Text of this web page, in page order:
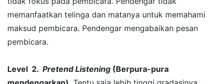
memanfaatkan telinga dan matanya untuk memahami
maksud pembicara. Pendengar mengabaikan pesan
pembicara.
Level 2. Pretend Listening (Berpura-pura